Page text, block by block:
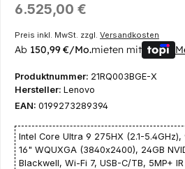
Regulärer Preis:
6.525,00 €
Preis inkl. MwSt. zzgl. Versandkosten
Ab 150,99 €/Mo.mieten mit
Produktnummer: 21RQ003BGE-X
Hersteller: Lenovo
EAN: 0199273289394
Intel Core Ultra 9 275HX (2.1-5.4GHz),
16" WQUXGA (3840x2400), 24GB
Blackwell, Wi-Fi 7, USB-C/TB, 5MP+